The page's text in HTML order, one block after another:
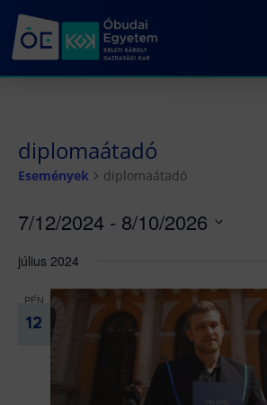
diplomaátadó
Események diplomaátadó
7/12/2024 - 8/10/2026
kiválasztása.
július 2024
PÉN
12